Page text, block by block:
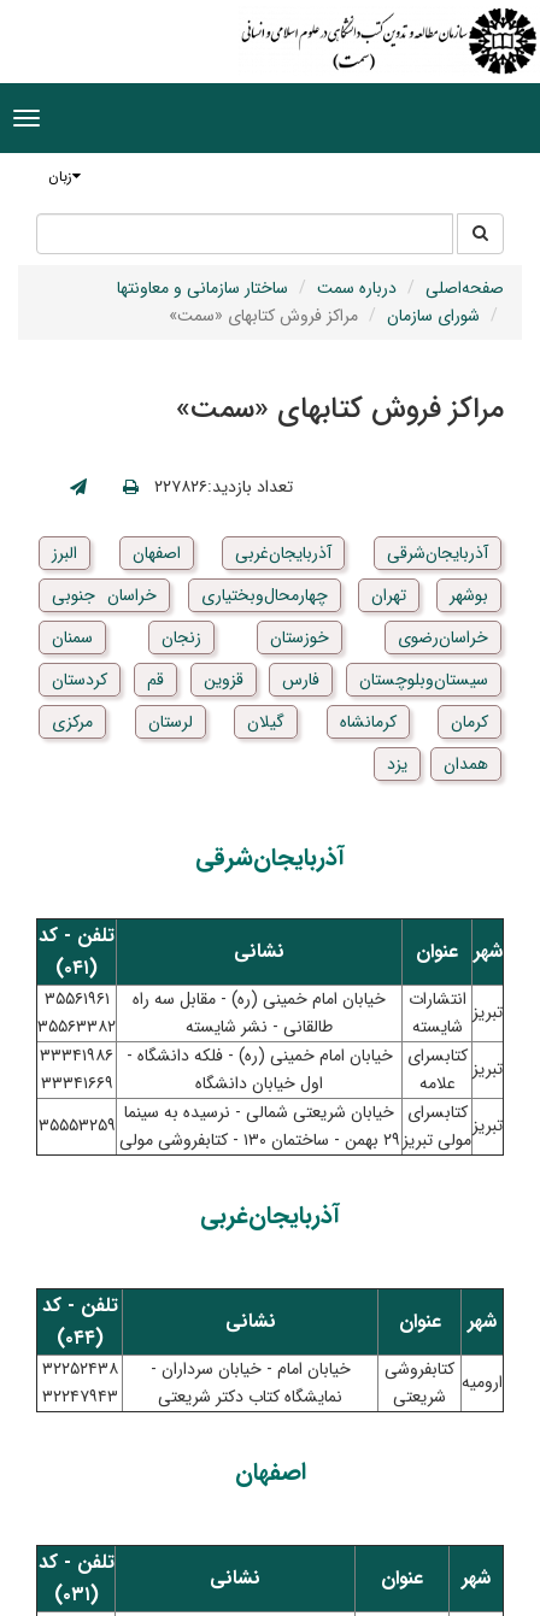
زبان
جستجو
در
سایت
صفحه‌اصلی درباره سمت
ساختار سازمانی و معاونتها
شورای سازمان
مراکز فروش کتابهای «سمت»
مراکز فروش کتابهای «سمت»
تعداد بازدید:۲۲۷۸۲۶
آذربایجان‌شرقی آذربایجان‌غربی اصفهان
البرز
بوشهر
تهران چهارمحال‌و‌بختیاری
خراسان جنوبی
خراسان‌رضوی
خوزستان زنجان
سمنان
سیستان‌و‌بلوچستان
فارس قزوین قم
کردستان
کرمان
کرمانشاه گیلان لرستان
مرکزی
همدان
یزد
آذربایجان‌شرقی
شهر عنوان نشانی
تلفن - کد
(۰۴۱)
تبریز انتشارات
شایسته
خیابان امام خمینی (ره) - مقابل سه راه
طالقانی - نشر شایسته
۳۵۵۶۱۹۶۱
۳۵۵۶۳۳۸۲
تبریز کتابسرای
علامه
خیابان امام خمینی (ره) - فلکه دانشگاه -
اول خیابان دانشگاه
۳۳۳۴۱۹۸۶
۳۳۳۴۱۶۶۹
تبریز کتابسرای
مولی تبریز
خیابان شریعتی شمالی - نرسیده به سینما
۲۹ بهمن - ساختمان ۱۳۰ - کتابفروشی مولی
۳۵۵۵۳۲۵۹
آذربایجان‌غربی
شهر عنوان نشانی
تلفن - کد
(۰۴۴)
ارومیه کتابفروشی
شریعتی
خیابان امام - خیابان سرداران -
نمایشگاه کتاب دکتر شریعتی
۳۲۲۵۲۴۳۸
۳۲۲۴۷۹۴۳
اصفهان
شهر عنوان نشانی
تلفن - کد
(۰۳۱)